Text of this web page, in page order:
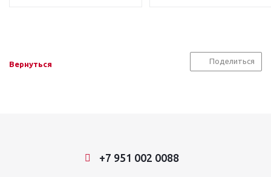
Вернуться Поделиться
+7 951 002 0088